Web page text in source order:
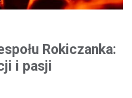
Rokiczanka:
i pasji